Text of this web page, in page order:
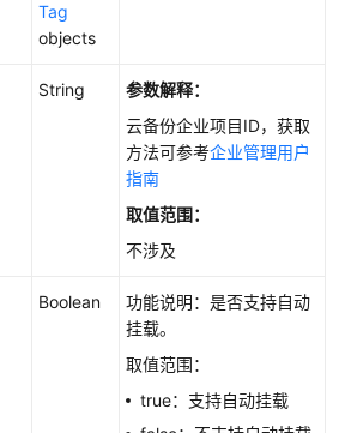
Tag
objects
String
参数解释：
云备份企业项目ID，获取
方法可参考企业管理用户
指南
取值范围：
不涉及
Boolean
功能说明：是否支持自动
挂载。
取值范围：
true：支持自动挂载